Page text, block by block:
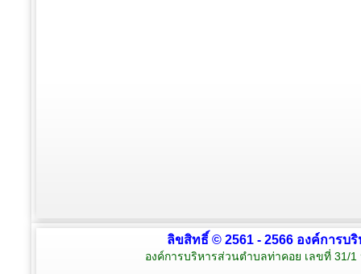
ลิขสิทธิ์ © 2561 - 2566 องค์การบ
องค์การบริหารส่วนตำบลท่าคอย เลขที่ 31/